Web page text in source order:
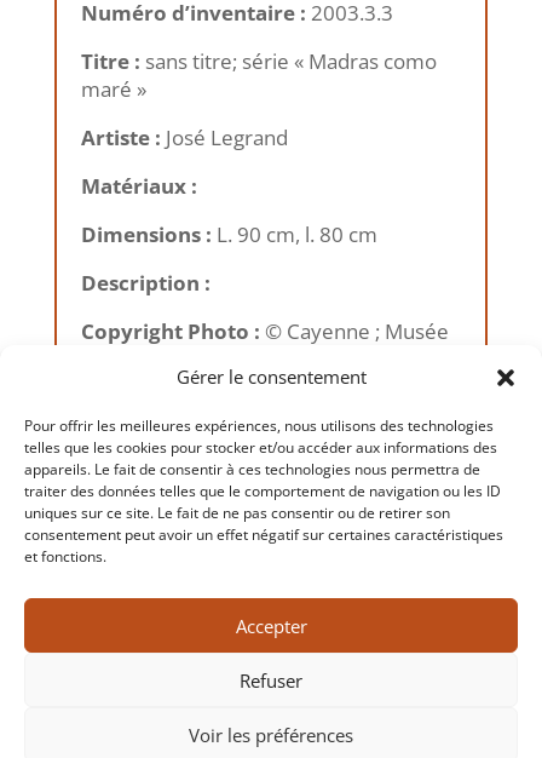
Gérer le consentement
Pour offrir les meilleures expériences, nous utilisons des technologies
telles que les cookies pour stocker et/ou accéder aux informations des
appareils. Le fait de consentir à ces technologies nous permettra de
traiter des données telles que le comportement de navigation ou les ID
uniques sur ce site. Le fait de ne pas consentir ou de retirer son
consentement peut avoir un effet négatif sur certaines caractéristiques
et fonctions.
Accepter
Refuser
Voir les préférences
Numéro d’inventaire : 2003.3.3
Titre : sans titre; série « Madras como
maré »
Artiste : José Legrand
Matériaux :
Dimensions : L. 90 cm, l. 80 cm
Description :
Copyright Photo : © Cayenne ; Musée
←Précédent Suivant→